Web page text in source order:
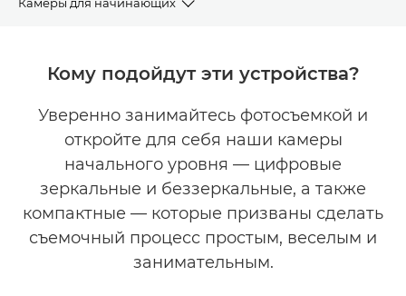
Наш выбор
Часто задаваемые вопросы
Кому подойдут эти устройства?
Уверенно занимайтесь фотосъемкой и
откройте для себя наши камеры
начального уровня — цифровые
зеркальные и беззеркальные, а также
компактные — которые призваны сделать
съемочный процесс простым, веселым и
занимательным.